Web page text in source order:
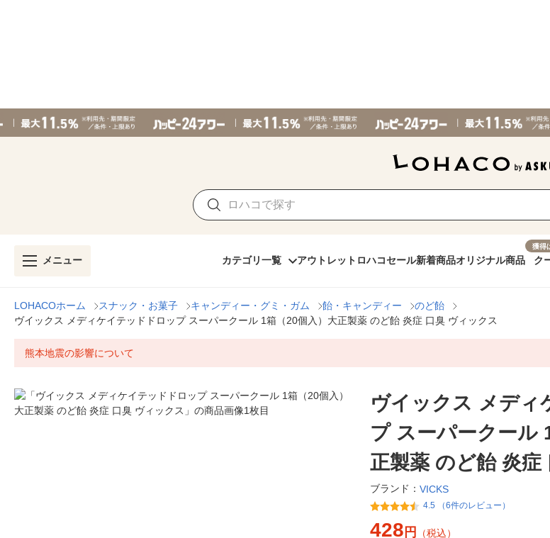
メニュー カテゴリ一覧 アウトレット ロハコセール新着商品オリジナル商品
獲得
ク
LOHACOホーム スナック・お菓子 キャンディー・グミ・ガム 飴・キャンディー
のど飴
ヴイックス メディケイテッドドロップ スーパークール 1箱（20個入）大正製薬 のど飴 炎症 口臭 ヴィックス
熊本地震の影響について
ヴイックス メディ
プ スーパークール
正製薬 のど飴 炎症
ブランド： VICKS
4.5 （6件のレビュー）
428 円 （税込）